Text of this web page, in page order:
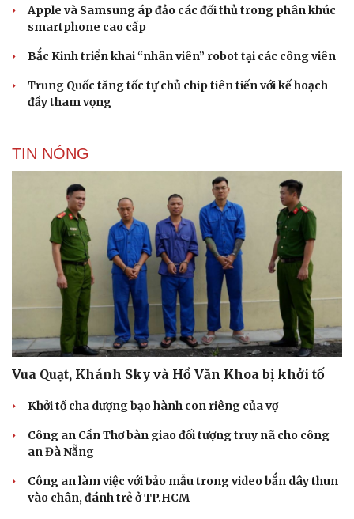
Cải chính
Apple và Samsung áp đảo các đối thủ trong phân khúc
smartphone cao cấp
Bắc Kinh triển khai “nhân viên” robot tại các công viên
Trung Quốc tăng tốc tự chủ chip tiên tiến với kế hoạch
đầy tham vọng
TIN NÓNG
Vua Quạt, Khánh Sky và Hồ Văn Khoa bị khởi tố
Khởi tố cha dượng bạo hành con riêng của vợ
Công an Cần Thơ bàn giao đối tượng truy nã cho công
an Đà Nẵng
Công an làm việc với bảo mẫu trong video bắn dây thun
vào chân, đánh trẻ ở TP.HCM